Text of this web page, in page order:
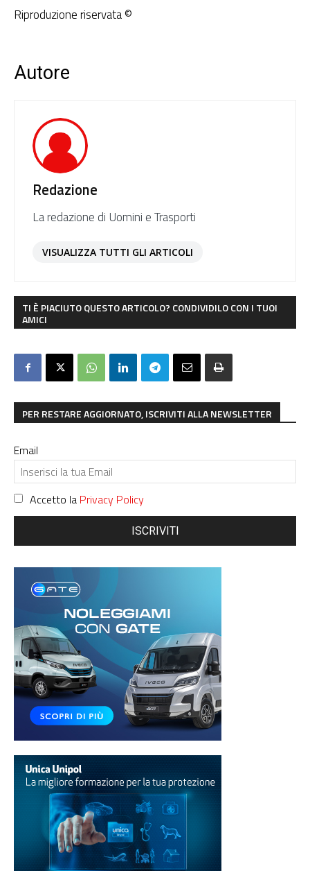
Riproduzione riservata ©
Autore
Redazione
La redazione di Uomini e Trasporti
VISUALIZZA TUTTI GLI ARTICOLI
TI È PIACIUTO QUESTO ARTICOLO? CONDIVIDILO CON I TUOI
AMICI
PER RESTARE AGGIORNATO, ISCRIVITI ALLA NEWSLETTER
Email
Accetto la Privacy Policy
ISCRIVITI